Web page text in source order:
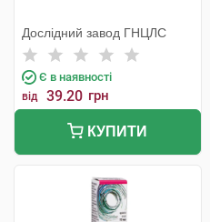
Дослідний завод ГНЦЛС
Є в наявності
від 39.20 грн
КУПИТИ